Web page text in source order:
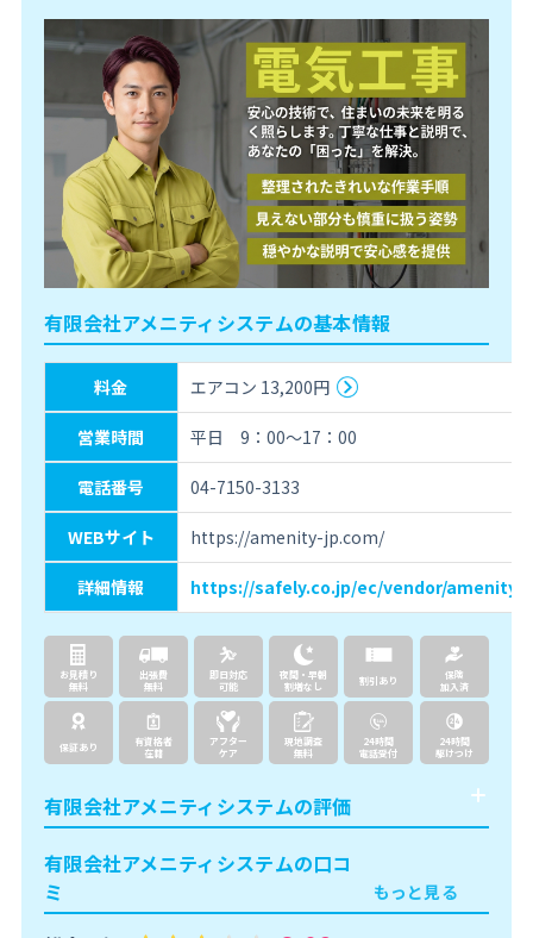
有限会社アメニティシステムの基本情報
料金 エアコン 13,200円
営業時間 平日 9：00～17：00
電話番号 04-7150-3133
WEBサイト https://amenity-jp.com/
詳細情報 https://safely.co.jp/ec/vendor/amenity/
お見積り
無料
出張費
無料
即日対応
可能
夜間・早朝
割増なし
割引あり
保険
加入済
保証あり
有資格者
在籍
アフター
ケア
現地調査
無料
24時間
電話受付
24時間
駆けつけ
有限会社アメニティシステムの評価
有限会社アメニティシステムの口コ
ミ
もっと見る